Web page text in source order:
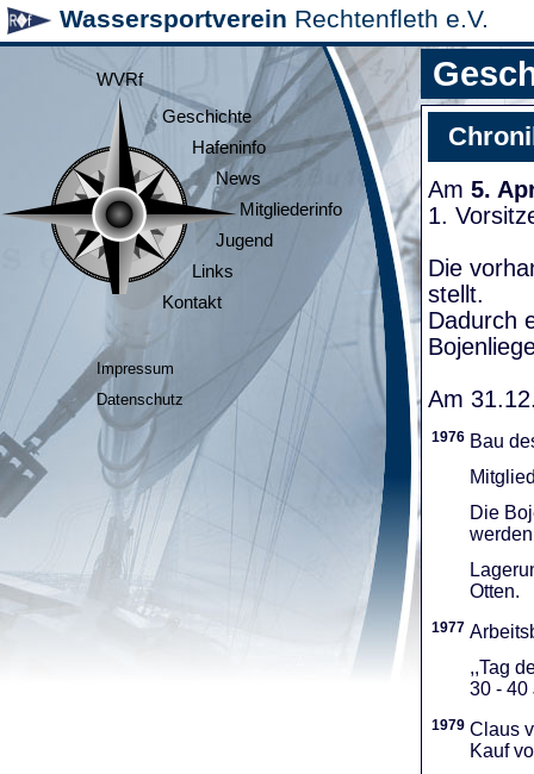
Wassersportverein Rechtenfleth e.V.
WVRf
Geschichte
Hafeninfo
News
Mitgliederinfo
Jugend
Links
Kontakt
Impressum
Datenschutz
Am 5.
1.
Die
stellt.
Dadurch
Am
1976 Bau
Die
Otten.
1977
,,Tag
30 - 40
1979 Claus
Kauf